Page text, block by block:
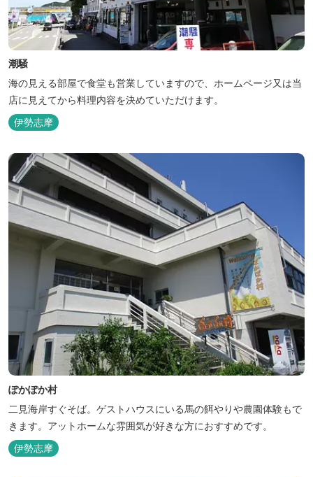
潮騒
海の見える部屋で食堂も営業していますので、ホームページ又は当
店に見えてから料理内容を決めていただけます。
伊勢志摩
ぽかぽか村
二見海岸すぐそば。ゲストハウスにいる馬の餌やりや農園体験もで
きます。アットホームな雰囲気が好きな方におすすめです。
伊勢志摩